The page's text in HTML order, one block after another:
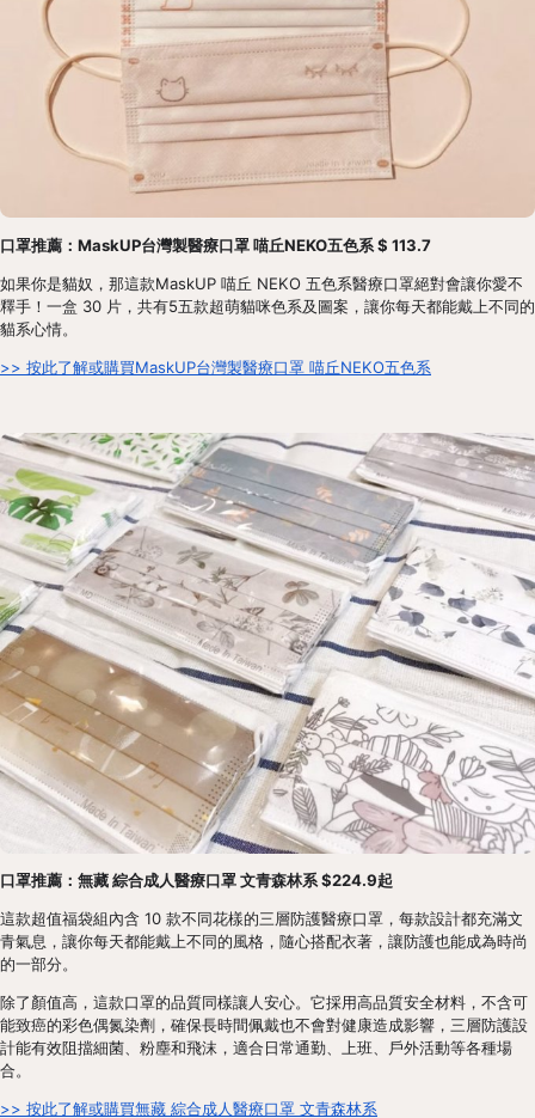
口罩推薦：MaskUP台灣製醫療口罩 喵丘NEKO五色系 $ 113.7
如果你是貓奴，那這款MaskUP 喵丘 NEKO 五色系醫療口罩絕對會讓你愛不
釋手！一盒 30 片，共有5五款超萌貓咪色系及圖案，讓你每天都能戴上不同的
貓系心情。
>> 按此了解或購買MaskUP台灣製醫療口罩 喵丘NEKO五色系
口罩推薦：無藏 綜合成人醫療口罩 文青森林系 $224.9起
這款超值福袋組內含 10 款不同花樣的三層防護醫療口罩，每款設計都充滿文
青氣息，讓你每天都能戴上不同的風格，隨心搭配衣著，讓防護也能成為時尚
的一部分。
除了顏值高，這款口罩的品質同樣讓人安心。它採用高品質安全材料，不含可
能致癌的彩色偶氮染劑，確保長時間佩戴也不會對健康造成影響，三層防護設
計能有效阻擋細菌、粉塵和飛沫，適合日常通勤、上班、戶外活動等各種場
合。
>> 按此了解或購買無藏 綜合成人醫療口罩 文青森林系